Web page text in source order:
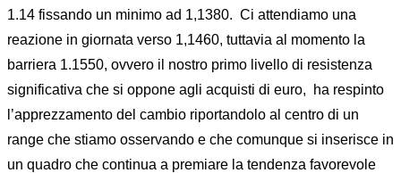
1.14 fissando un minimo ad 1,1380. Ci attendiamo una
reazione in giornata verso 1,1460, tuttavia al momento la
barriera 1.1550, ovvero il nostro primo livello di resistenza
significativa che si oppone agli acquisti di euro, ha respinto
l’apprezzamento del cambio riportandolo al centro di un
range che stiamo osservando e che comunque si inserisce in
un quadro che continua a premiare la tendenza favorevole